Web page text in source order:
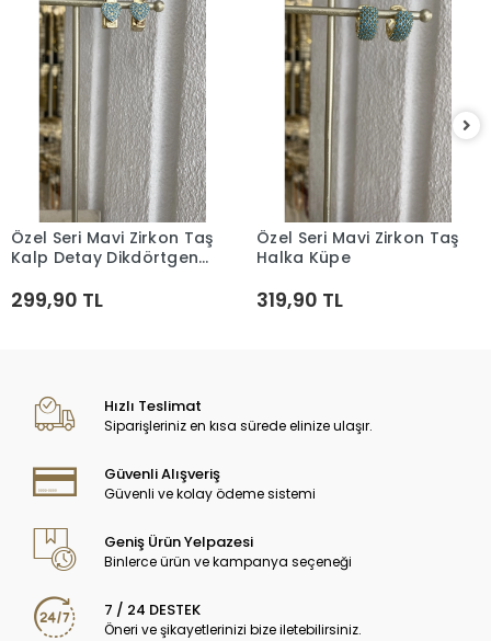
Sepete Ekle
Özel Seri Mavi Zirkon Taş
Kalp Detay Dikdörtgen
299,90 TL
Sepete Ekle
Özel Seri Mavi Zirkon Taş
Halka Küpe
319,90 TL
Hızlı Teslimat
Siparişleriniz en kısa sürede elinize ulaşır.
Güvenli Alışveriş
Güvenli ve kolay ödeme sistemi
Geniş Ürün Yelpazesi
Binlerce ürün ve kampanya seçeneği
7 / 24 DESTEK
Öneri ve şikayetlerinizi bize iletebilirsiniz.